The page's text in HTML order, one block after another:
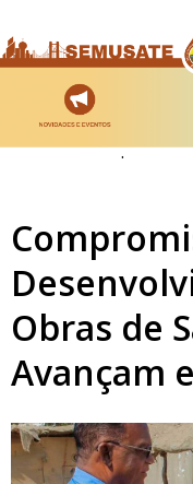
.
Obras de
Avançam